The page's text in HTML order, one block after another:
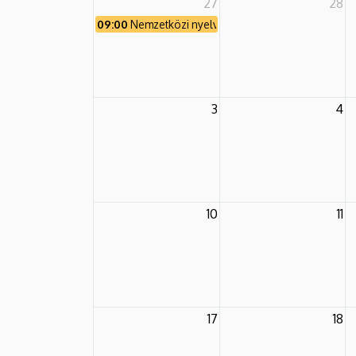
09:00 Nemzetközi nyelvészeti nyári egyetem
3 4
10 11
17 18